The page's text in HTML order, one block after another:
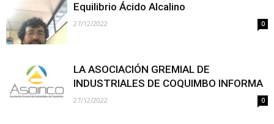
Equilibrio Ácido Alcalino
27/12/2022 0
LA ASOCIACIÓN GREMIAL DE
INDUSTRIALES DE COQUIMBO INFORMA
27/12/2022 0